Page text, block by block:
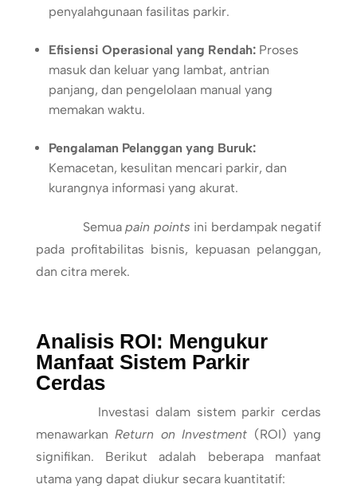
penyalahgunaan fasilitas parkir.
Efisiensi Operasional yang Rendah:Proses
masuk dan keluar yang lambat, antrian
panjang, dan pengelolaan manual yang
memakan waktu.
Pengalaman Pelanggan yang Buruk:
Kemacetan, kesulitan mencari parkir, dan
kurangnya informasi yang akurat.
Semuapain points ini berdampak negatif
pada profitabilitas bisnis, kepuasan pelanggan,
dan citra merek.
Analisis ROI: Mengukur
Manfaat Sistem Parkir
Cerdas
Investasi dalam sistem parkir cerdas
menawarkan Return on Investment (ROI) yang
signifikan. Berikut adalah beberapa manfaat
utama yang dapat diukur secara kuantitatif: